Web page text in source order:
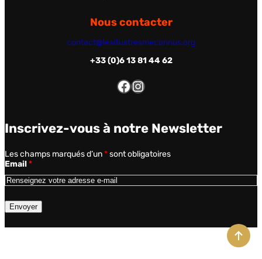
Nous contacter
contact@lesillustresmeconnus.org
+33 (0)6 13 81 44 62
Inscrivez-vous à notre Newsletter
Les champs marqués d’un*sont obligatoires
Email*